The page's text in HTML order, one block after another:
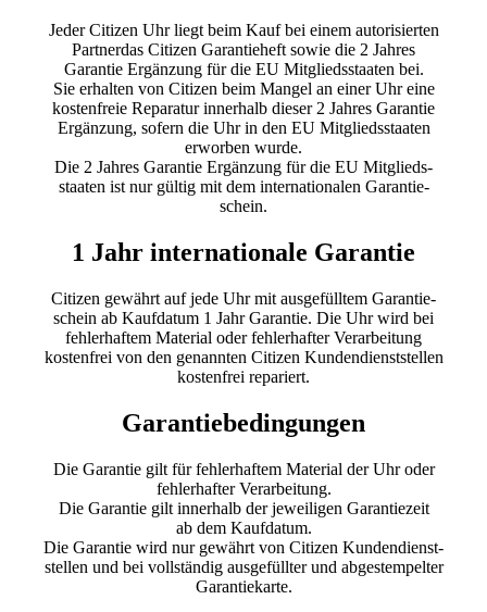
Jeder Citizen Uhr liegt beim Kauf bei einem autorisierten
Partnerdas Citizen Garantieheft sowie die 2 Jahres
Garantie Ergänzung für die EU Mitgliedsstaaten bei.
Sie erhalten von Citizen beim Mangel an einer Uhr eine
kostenfreie Reparatur innerhalb dieser 2 Jahres Garantie
Ergänzung, sofern die Uhr in den EU Mitgliedsstaaten
erworben wurde.
Die 2 Jahres Garantie Ergänzung für die EU Mitglieds-
staaten ist nur gültig mit dem internationalen Garantie-
schein.
1 Jahr internationale Garantie
Citizen gewährt auf jede Uhr mit ausgefülltem Garantie-
schein ab Kaufdatum 1 Jahr Garantie. Die Uhr wird bei
fehlerhaftem Material oder fehlerhafter Verarbeitung
kostenfrei von den genannten Citizen Kundendienststellen
kostenfrei repariert.
Garantiebedingungen
Die Garantie gilt für fehlerhaftem Material der Uhr oder
fehlerhafter Verarbeitung.
Die Garantie gilt innerhalb der jeweiligen Garantiezeit
ab dem Kaufdatum.
Die Garantie wird nur gewährt von Citizen Kundendienst-
stellen und bei vollständig ausgefüllter und abgestempelter
Garantiekarte.